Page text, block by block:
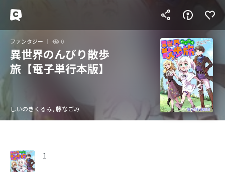
ファンタジー 0
異世界のんびり散歩
旅【電子単行本版】
しいのきくるみ, 藤なごみ
1